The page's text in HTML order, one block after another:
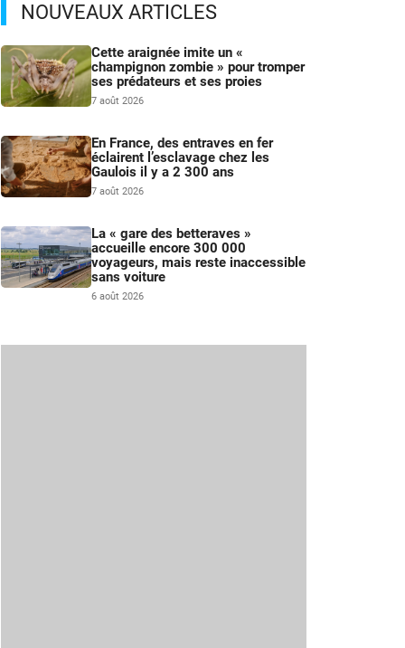
NOUVEAUX ARTICLES
Cette araignée imite un «
champignon zombie » pour tromper
ses prédateurs et ses proies
7 août 2026
En France, des entraves en fer
éclairent l’esclavage chez les
Gaulois il y a 2 300 ans
7 août 2026
La « gare des betteraves »
accueille encore 300 000
voyageurs, mais reste inaccessible
sans voiture
6 août 2026